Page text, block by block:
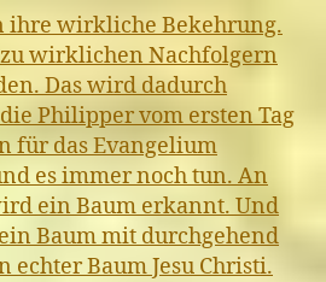
ihre wirkliche Bekehrung.
wirklichen Nachfolgern
Das wird dadurch
Philipper vom ersten Tag
für das Evangelium
es immer noch tun. An
ein Baum erkannt. Und
Baum mit durchgehend
echter Baum Jesu Christi.